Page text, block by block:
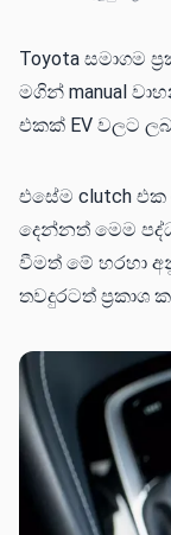
Toyota සමාගම
මගින් manual
එකක් EV වලට
එසේම clutch
දෙන්නත් මෙම
වීමත් මේ හරහා
තවදුරටත් ප්‍රකාශ